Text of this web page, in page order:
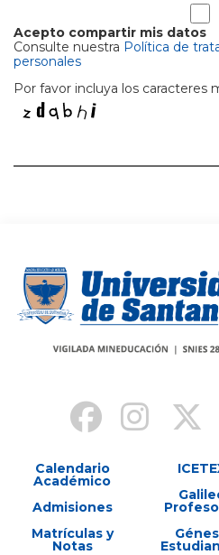
Acepto compartir mis datos
Consulte nuestra Política de
personales
Por favor incluya los caracteres
Calendario
Académico
Admisiones
Matrículas y
Notas